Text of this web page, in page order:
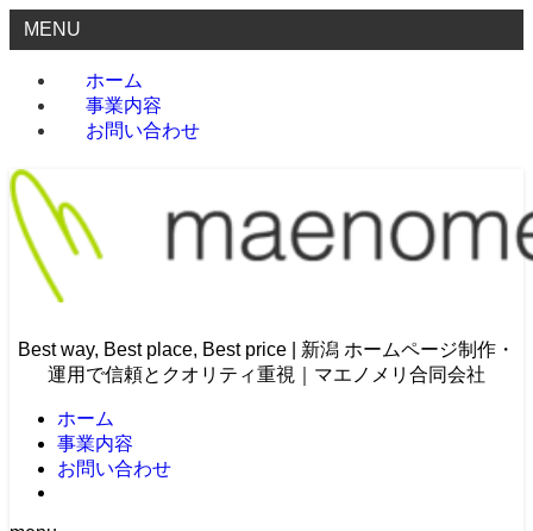
MENU
ホーム
事業内容
お問い合わせ
Best way, Best place, Best price | 新潟 ホームページ制作・
運用で信頼とクオリティ重視｜マエノメリ合同会社
ホーム
事業内容
お問い合わせ